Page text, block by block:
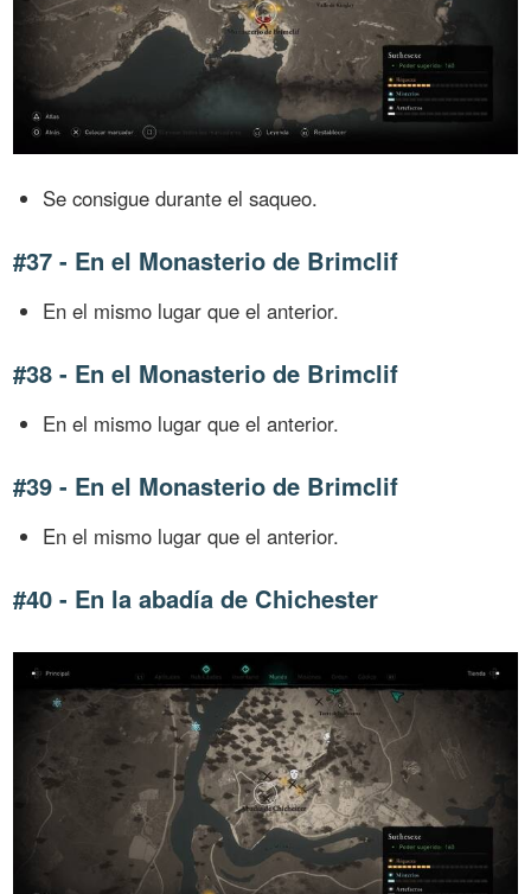
Se consigue durante el saqueo.
#37 - En el Monasterio de Brimclif
En el mismo lugar que el anterior.
#38 - En el Monasterio de Brimclif
En el mismo lugar que el anterior.
#39 - En el Monasterio de Brimclif
En el mismo lugar que el anterior.
#40 - En la abadía de Chichester